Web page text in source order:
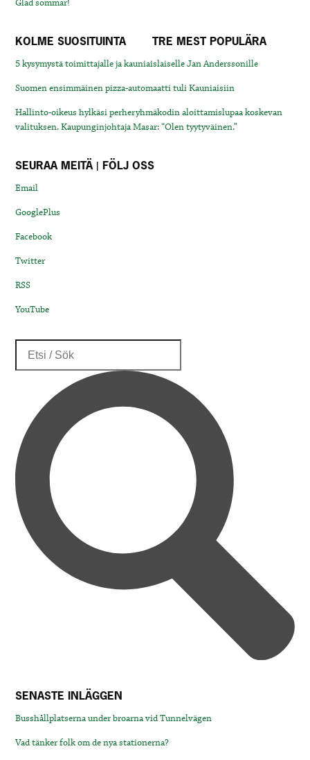
Glad sommar!
KOLME SUOSITUINTA TRE MEST POPULÄRA
5 kysymystä toimittajalle ja kauniaislaiselle Jan Anderssonille
Suomen ensimmäinen pizza-automaatti tuli Kauniaisiin
Hallinto-oikeus hylkäsi perheryhmäkodin aloittamislupaa koskevan
valituksen. Kaupunginjohtaja Masar: “Olen tyytyväinen.”
SEURAA MEITÄ | FÖLJ OSS
Email
GooglePlus
Facebook
Twitter
RSS
YouTube
SENASTE INLÄGGEN
Busshållplatserna under broarna vid Tunnelvägen
Vad tänker folk om de nya stationerna?